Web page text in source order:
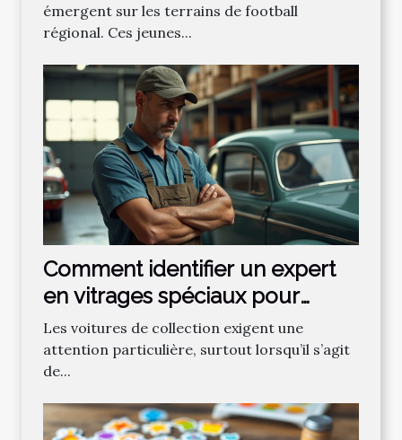
émergent sur les terrains de football
régional. Ces jeunes...
Comment identifier un expert
en vitrages spéciaux pour
voitures de collection ?
Les voitures de collection exigent une
attention particulière, surtout lorsqu’il s’agit
de...